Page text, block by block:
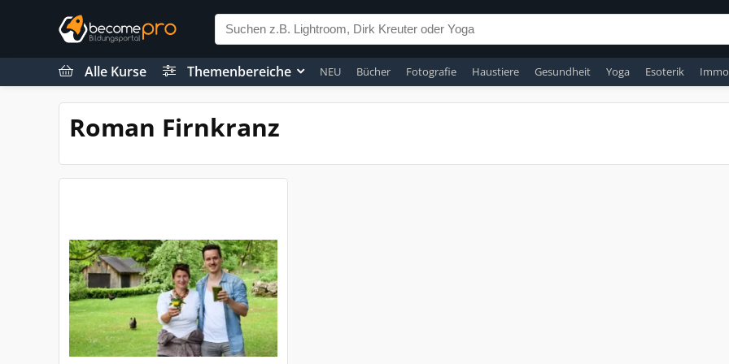
Alle Kurse Themenbereiche NEU Bücher Fotografie Haustiere Gesundheit Yoga Esoterik
Roman Firnkranz